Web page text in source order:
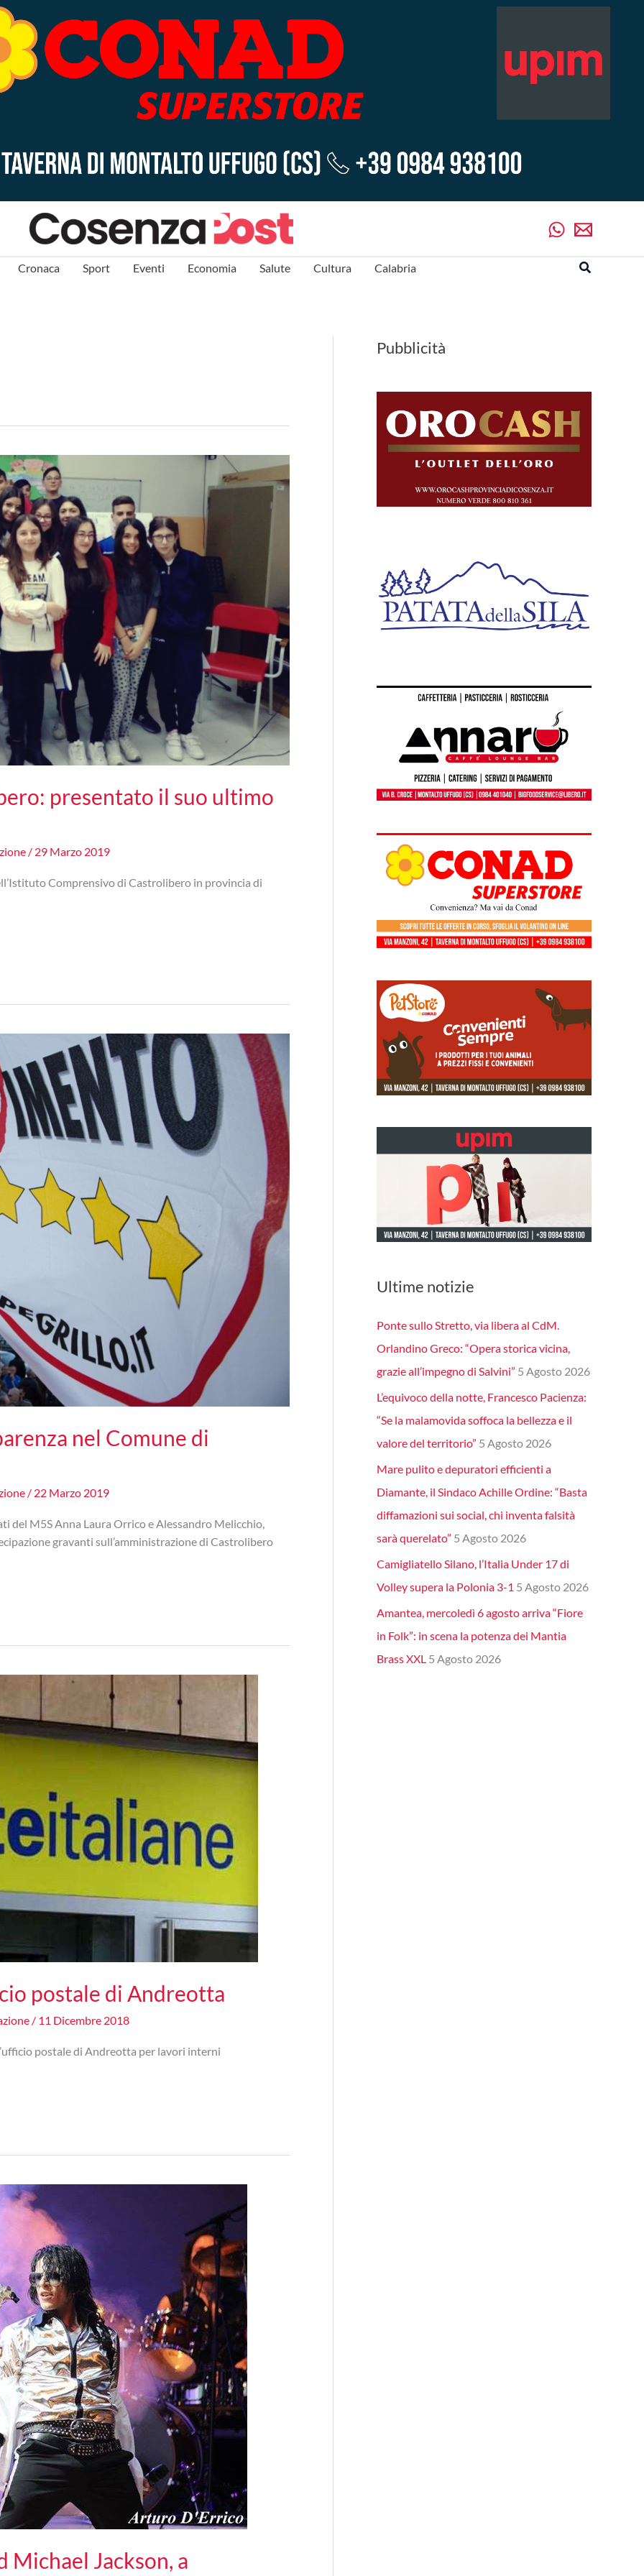
Cronaca Sport Eventi Economia Salute Cultura Calabria Cerca
presentato il suo ultimo
/ 29 Marzo 2019
Comprensivo di Castrolibero in provincia di
nel Comune di
/ 22 Marzo 2019
del M5S Anna Laura Orrico e Alessandro Melicchio,
gravanti sull’amministrazione di Castrolibero
postale di Andreotta
/ 11 Dicembre 2018
postale di Andreotta per lavori interni
Jackson, a
Pubblicità
Ultime notizie
Ponte sullo Stretto, via libera al CdM.
Orlandino Greco: “Opera storica vicina,
grazie all’impegno di Salvini” 5 Agosto 2026
L’equivoco della notte, Francesco Pacienza:
“Se la malamovida soffoca la bellezza e il
valore del territorio” 5 Agosto 2026
Mare pulito e depuratori efficienti a
Diamante, il Sindaco Achille Ordine: “Basta
diffamazioni sui social, chi inventa falsità
sarà querelato” 5 Agosto 2026
Camigliatello Silano, l’Italia Under 17 di
Volley supera la Polonia 3-1 5 Agosto 2026
Amantea, mercoledì 6 agosto arriva “Fiore
in Folk”: in scena la potenza dei Mantia
Brass XXL 5 Agosto 2026